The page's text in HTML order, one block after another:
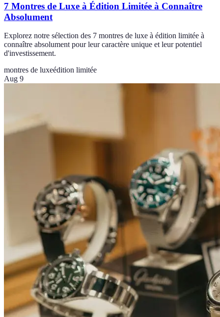
7 Montres de Luxe à Édition Limitée à Connaître
Absolument
Explorez notre sélection des 7 montres de luxe à édition limitée à
connaître absolument pour leur caractère unique et leur potentiel
d'investissement.
montres de luxeédition limitée
Aug 9